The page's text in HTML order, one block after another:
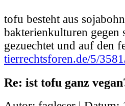
tofu besteht aus
bakterienkulturen
gezuechtet und auf den
tierrechtsforen.de/5/
Re: ist tofu ganz